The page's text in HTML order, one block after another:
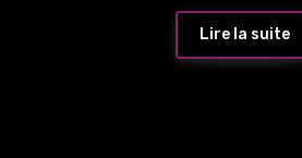
Lire la suite